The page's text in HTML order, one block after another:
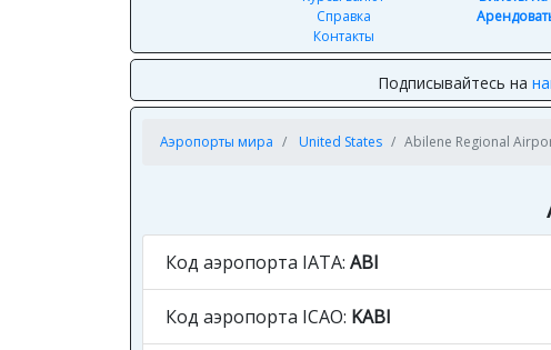
Справка
Контакты
Подписывайтесь на
Аэропорты мира United States Abilene Regional
Код аэропорта IATA: ABI
Код аэропорта ICAO: KABI